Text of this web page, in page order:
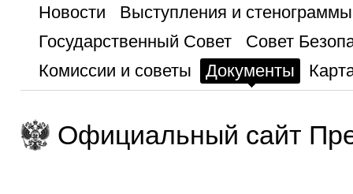
Новости
Выступления и стенограммы
Государственный Совет
Совет
Комиссии и советы
Документы
Официальный сайт